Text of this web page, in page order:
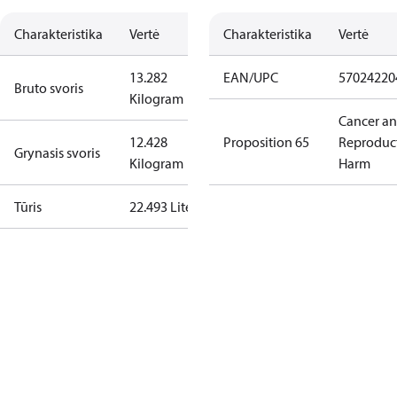
Charakteristika Vertė
Bruto svoris
13.282
Kilogram
Grynasis svoris
12.428
Kilogram
Tūris 22.493 Liter
Charakteristika Vertė
EAN/UPC
Proposition 65
Cancer
Harm